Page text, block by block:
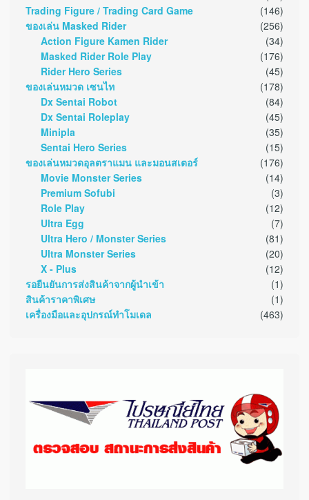
Trading Figure / Trading Card Game
(146)
ของเล่น Masked Rider
(256)
Action Figure Kamen Rider
(34)
Masked Rider Role Play
(176)
Rider Hero Series
(45)
ของเล่นหมวด เซนไท
(178)
Dx Sentai Robot
(84)
Dx Sentai Roleplay
(45)
Minipla
(35)
Sentai Hero Series
(15)
ของเล่นหมวดอุลตราแมน และมอนสเตอร์
(176)
Movie Monster Series
(14)
Premium Sofubi
(3)
Role Play
(12)
Ultra Egg
(7)
Ultra Hero / Monster Series
(81)
Ultra Monster Series
(20)
X - Plus
(12)
รอยืนยันการส่งสินค้าจากผู้นำเข้า
(1)
สินค้าราคาพิเศษ
(1)
เครื่องมือและอุปกรณ์ทำโมเดล
(463)